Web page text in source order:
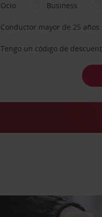
Ocio
Business
Conductor mayor de 25 años
Tengo un código de